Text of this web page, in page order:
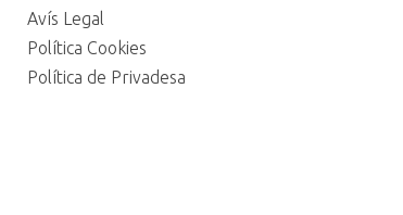
Avís Legal
Política Cookies
Política de Privadesa